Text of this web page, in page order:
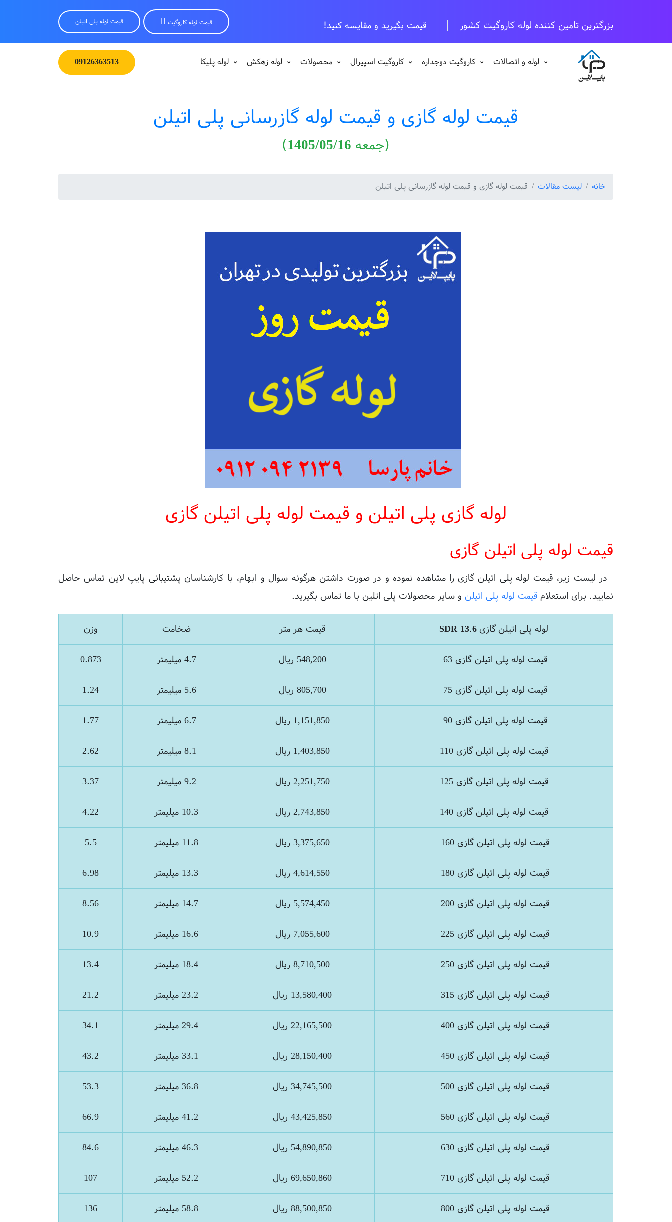
بزرگترین تامین کننده لوله کاروگیت کشور قیمت بگیرید و مقایسه کن قیمت لوله کاروگیت قیمت لوله پلی اتیلن
09126363513 لوله و اتصالات کاروگیت دوجداره کاروگیت اسپیرال محصولات لوله زهکش لوله پلیکا
قیمت لوله گازی و قیمت لوله گازرسانی پلی اتیلن
(جمعه 1405/05/16)
خانه لیست مقالات قیمت لوله گازی و قیمت لوله گازرسانی پلی اتیلن
لوله گازی پلی اتیلن و قیمت لوله پلی اتیلن گازی
قیمت لوله پلی اتیلن گازی
در لیست زیر،قیمت لوله پلی اتیلن گازی را مشاهده نموده و در صورت داشتن هرگونه سوال و ابهام، با کارشناسان پشتیبانی پایپ لاین تماس حاصل
نمایید. برای استعلام قیمت لوله پلی اتیلن و سایر محصولات پلی اتلین با ما تماس بگیرید.
لوله پلی اتیلن گازی SDR 13.6 قیمت هر متر ضخامت وزن
قیمت لوله پلی اتیلن گازی 63 548,200 ريال 4.7 میلیمتر 0.873
قیمت لوله پلی اتیلن گازی 75 805,700 ريال 5.6 میلیمتر 1.24
قیمت لوله پلی اتیلن گازی 90 1,151,850 ريال 6.7 میلیمتر 1.77
قیمت لوله پلی اتیلن گازی 110 1,403,850 ريال 8.1 میلیمتر 2.62
قیمت لوله پلی اتیلن گازی 125 2,251,750 ريال 9.2 میلیمتر 3.37
قیمت لوله پلی اتیلن گازی 140 2,743,850 ريال 10.3 میلیمتر 4.22
قیمت لوله پلی اتیلن گازی 160 3,375,650 ريال 11.8 میلیمتر 5.5
قیمت لوله پلی اتیلن گازی 180 4,614,550 ريال 13.3 میلیمتر 6.98
قیمت لوله پلی اتیلن گازی 200 5,574,450 ريال 14.7 میلیمتر 8.56
قیمت لوله پلی اتیلن گازی 225 7,055,600 ريال 16.6 میلیمتر 10.9
قیمت لوله پلی اتیلن گازی 250 8,710,500 ريال 18.4 میلیمتر 13.4
قیمت لوله پلی اتیلن گازی 315 13,580,400 ريال 23.2 میلیمتر 21.2
قیمت لوله پلی اتیلن گازی 400 22,165,500 ريال 29.4 میلیمتر 34.1
قیمت لوله پلی اتیلن گازی 450 28,150,400 ريال 33.1 میلیمتر 43.2
قیمت لوله پلی اتیلن گازی 500 34,745,500 ريال 36.8 میلیمتر 53.3
قیمت لوله پلی اتیلن گازی 560 43,425,850 ريال 41.2 میلیمتر 66.9
قیمت لوله پلی اتیلن گازی 630 54,890,850 ريال 46.3 میلیمتر 84.6
قیمت لوله پلی اتیلن گازی 710 69,650,860 ريال 52.2 میلیمتر 107
قیمت لوله پلی اتیلن گازی 800 88,500,850 ريال 58.8 میلیمتر 136